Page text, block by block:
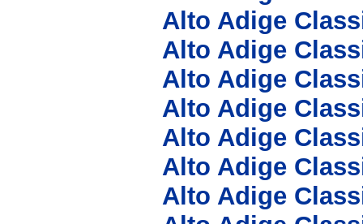
Alto Adige
Alto Adige
Alto Adige
Alto Adige
Alto Adige
Alto Adige
Alto Adige